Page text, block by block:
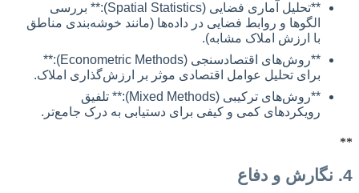
**تحلیل آماری فضایی (Spatial Statistics):** بررسی
الگوها و روابط فضایی در داده‌ها (مانند خوشه‌بندی مناطق
با ارزش املاک مشابه).
**روش‌های اقتصادسنجی (Econometric Methods):**
برای تحلیل عوامل اقتصادی موثر بر ارزش‌گذاری املاک.
**روش‌های ترکیبی (Mixed Methods):** تلفیق
رویکردهای کمی و کیفی برای دستیابی به درک جامع‌تر.
**
4. نگارش و دفاع